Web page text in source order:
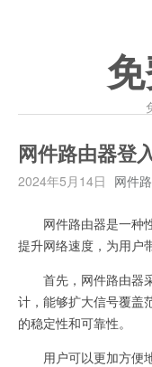
网件路由器登
2024年5月14日 网件
网件路由器是一种性
提升网络速度，为用户
首先，网件路由器采
计，能够扩大信号覆盖
的稳定性和可靠性。
用户可以更加方便地